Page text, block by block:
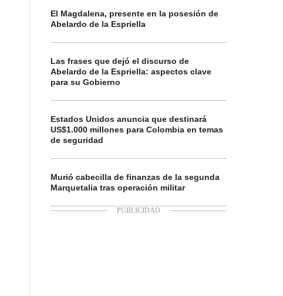
El Magdalena, presente en la posesión de
Abelardo de la Espriella
Las frases que dejó el discurso de
Abelardo de la Espriella: aspectos clave
para su Gobierno
Estados Unidos anuncia que destinará
US$1.000 millones para Colombia en temas
de seguridad
Murió cabecilla de finanzas de la segunda
Marquetalia tras operación militar